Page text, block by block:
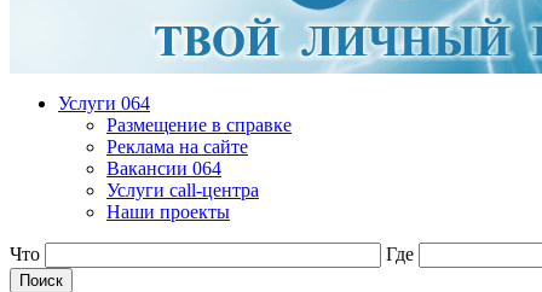
Услуги 064
Размещение в справке
Реклама на сайте
Вакансии 064
Услуги call-центра
Наши проекты
Что Где